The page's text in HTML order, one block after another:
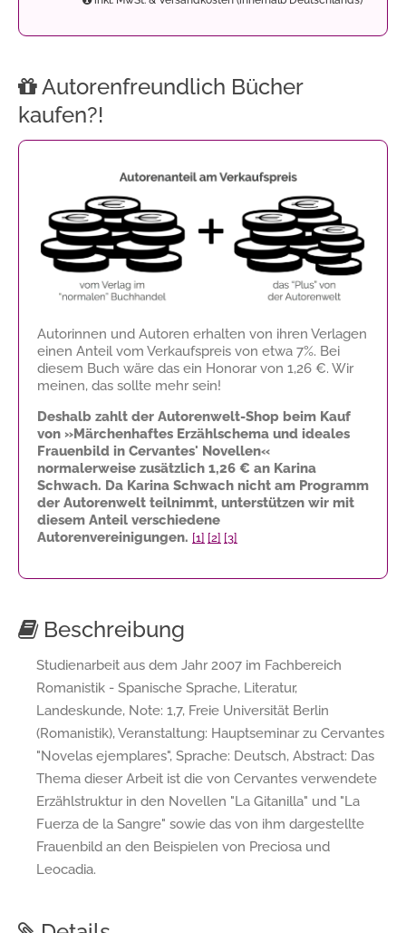
Autorenfreundlich Bücher
kaufen?!
Autorinnen und Autoren erhalten von ihren Verlagen
einen Anteil vom Verkaufspreis von etwa 7%. Bei
diesem Buch wäre das ein Honorar von 1,26 €. Wir
meinen, das sollte mehr sein!
Deshalb zahlt der Autorenwelt-Shop beim Kauf
von »Märchenhaftes Erzählschema und ideales
Frauenbild in Cervantes' Novellen«
normalerweise zusätzlich 1,26 € an Karina
Schwach. Da Karina Schwach nicht am Programm
der Autorenwelt teilnimmt, unterstützen wir mit
diesem Anteil verschiedene
Autorenvereinigungen. [1] [2] [3]
Beschreibung
Studienarbeit aus dem Jahr 2007 im Fachbereich
Romanistik - Spanische Sprache, Literatur,
Landeskunde, Note: 1,7, Freie Universität Berlin
(Romanistik), Veranstaltung: Hauptseminar zu Cervantes
"Novelas ejemplares", Sprache: Deutsch, Abstract: Das
Thema dieser Arbeit ist die von Cervantes verwendete
Erzählstruktur in den Novellen "La Gitanilla" und "La
Fuerza de la Sangre" sowie das von ihm dargestellte
Frauenbild an den Beispielen von Preciosa und
Leocadia.